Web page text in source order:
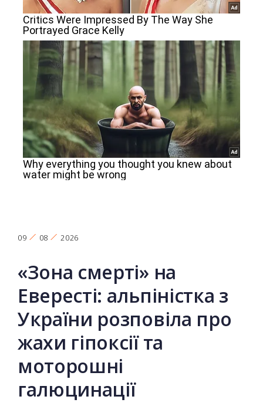
09 08 2026
«Зона смерті» на
Евересті: альпіністка з
України розповіла про
жахи гіпоксії та
моторошні
галюцинації